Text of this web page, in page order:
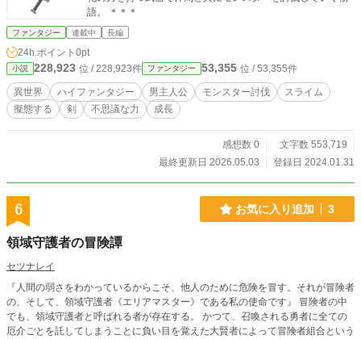
語。 ＊＊＊
ファンタジー 連載中 長編
24h.ポイント 0pt
小説 228,923 位 / 228,923件 ファンタジー 53,355 位 / 53,355件
異世界 ハイファンタジー 男主人公 モンスター討伐
スライム
擬態する
剣 不思議な力 成長
感想数 0
文字数 553,719
最終更新日 2026.05.03
登録日 2024.01.31
6 お気に入り追加 3
領域守護者の冒険譚
セツナレイ
『人間の弱さをわかっているからこそ、他人のために危険を冒す。それが冒険者
の、そして、領域守護者《エリアマスター》である私の使命です』 冒険者の中
でも、領域守護者と呼ばれる者が存在する。 かつて、召喚される勇者に全ての
厄介ごとを託してしまうことに負い目を覚えた大賢者によって冒険者組合という